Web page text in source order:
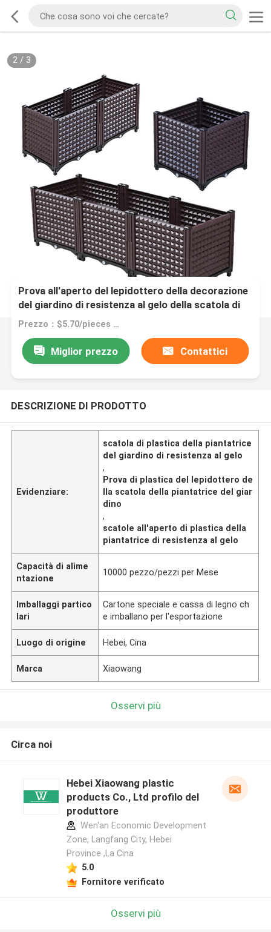
2/ 3
Prova all'aperto del lepidottero della decorazione
del giardino di resistenza al gelo della scatola di
plastica della piantatrice
Prezzo：$5.70/pieces 1-199 pieces
Miglior prezzo Contattici
DESCRIZIONE DI PRODOTTO
Evidenziare:
scatola di plastica della piantatrice
del giardino di resistenza al gelo
,
Prova di plastica del lepidottero de
lla scatola della piantatrice del giar
dino
,
scatole all'aperto di plastica della
piantatrice di resistenza al gelo
Capacità di alime
ntazione
10000 pezzo/pezzi per Mese
Imballaggi partico
lari
Cartone speciale e cassa di legno ch
e imballano per l'esportazione
Luogo di origine Hebei, Cina
Marca Xiaowang
Osservi più
Circa noi
Hebei Xiaowang plastic
products Co., Ltd profilo del
produttore
Wen'an Economic Development
Zone, Langfang City, Hebei
Province ,La Cina
5.0
Fornitore verificato
Osservi più